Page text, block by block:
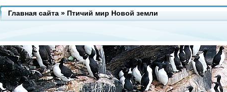
Главная сайта » Птичий мир Новой земли